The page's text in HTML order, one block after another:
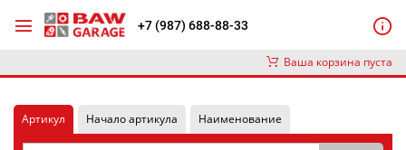
+7 (987) 688-88-33
Ваша корзина пуста
Артикул Начало артикула Наименование